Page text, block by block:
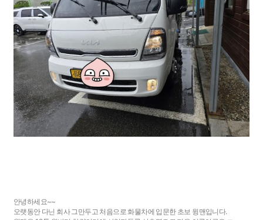
안녕하세요~~
오랫동안 다닌 회사 그만두고 처음으로 화물차에 입문한 초보 윙맨입니다.